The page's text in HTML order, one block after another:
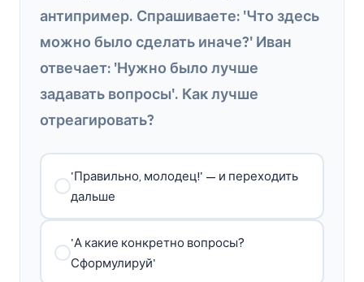
антипример. Спрашиваете: 'Что здесь
можно было сделать иначе?' Иван
отвечает: 'Нужно было лучше
задавать вопросы'. Как лучше
отреагировать?
'Правильно, молодец!' — и переходить
дальше
'А какие конкретно вопросы?
Сформулируй'